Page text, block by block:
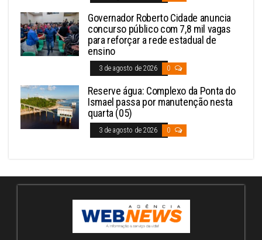
Governador Roberto Cidade anuncia
concurso público com 7,8 mil vagas
para reforçar a rede estadual de
ensino
3 de agosto de 2026 0
Reserve água: Complexo da Ponta do
Ismael passa por manutenção nesta
quarta (05)
3 de agosto de 2026 0